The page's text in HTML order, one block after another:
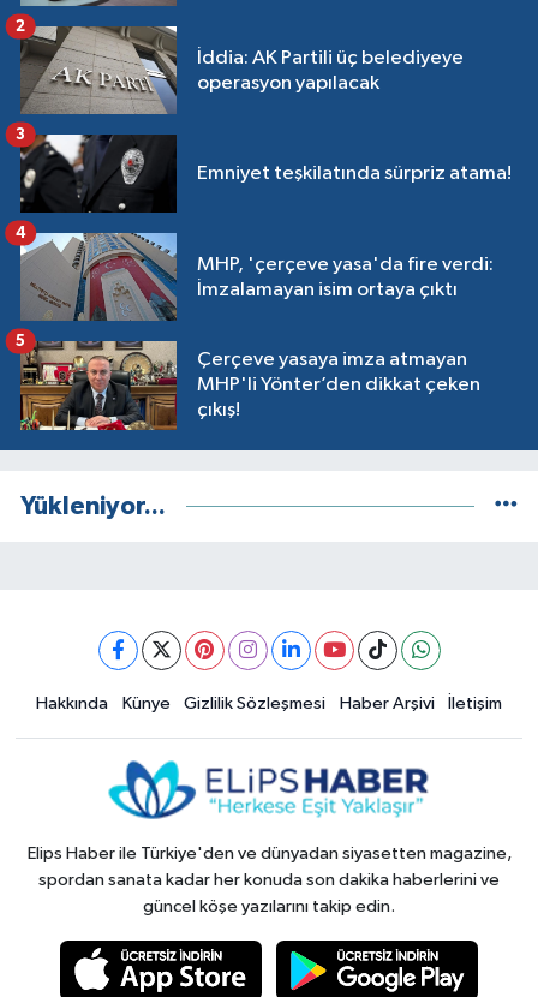
İddia: AK Partili üç belediyeye
operasyon yapılacak
2
Emniyet teşkilatında sürpriz atama!
3
MHP, 'çerçeve yasa'da fire verdi:
İmzalamayan isim ortaya çıktı
4
Çerçeve yasaya imza atmayan
MHP'li Yönter’den dikkat çeken
çıkış!
5
Yükleniyor...
Hakkında Künye Gizlilik Sözleşmesi Haber Arşivi İletişim
Elips Haber ile Türkiye'den ve dünyadan siyasetten magazine,
spordan sanata kadar her konuda son dakika haberlerini ve
güncel köşe yazılarını takip edin.